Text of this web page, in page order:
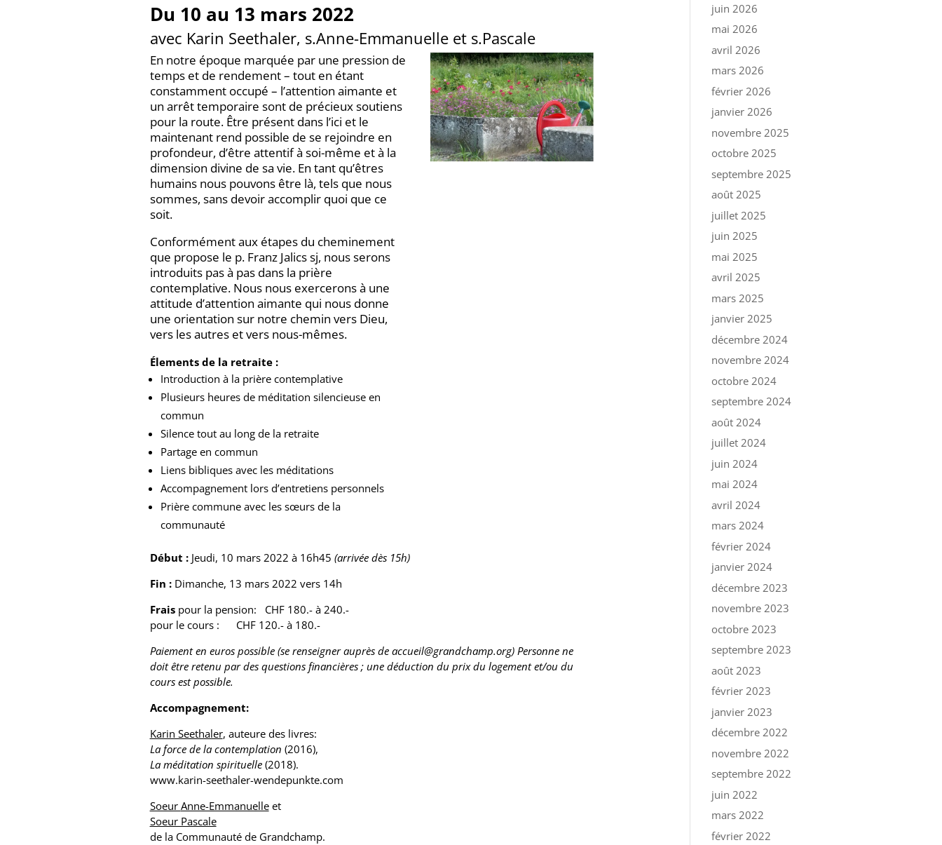
Du 10 au 13 mars 2022
avec Karin Seethaler, s.Anne-Emmanuelle et s.Pascale
En notre époque marquée par une pression de
temps et de rendement – tout en étant
constamment occupé – l’attention aimante et
un arrêt temporaire sont de précieux soutiens
pour la route. Être présent dans l’ici et le
maintenant rend possible de se rejoindre en
profondeur, d’être attentif à soi-même et à la
dimension divine de sa vie. En tant qu’êtres
humains nous pouvons être là, tels que nous
sommes, sans devoir accomplir quoi que ce
soit.
Conformément aux étapes du cheminement
que propose le p. Franz Jalics sj, nous serons
introduits pas à pas dans la prière
contemplative. Nous nous exercerons à une
attitude d’attention aimante qui nous donne
une orientation sur notre chemin vers Dieu,
vers les autres et vers nous-mêmes.
Élements de la retraite :
Introduction à la prière contemplative
Plusieurs heures de méditation silencieuse en
commun
Silence tout au long de la retraite
Partage en commun
Liens bibliques avec les méditations
Accompagnement lors d’entretiens personnels
Prière commune avec les sœurs de la
communauté
Début :Jeudi, 10 mars 2022 à 16h45 (arrivée dès 15h)
Fin : Dimanche, 13 mars 2022 vers 14h
Frais pour la pension: CHF 180.- à 240.-
pour le cours : CHF 120.- à 180.-
Paiement en euros possible (se renseigner auprès de accueil@grandchamp.org) Personne ne
doit être retenu par des questions financières ; une déduction du prix du logement et/ou du
cours est possible.
Accompagnement:
Karin Seethaler, auteure des livres:
La force de la contemplation (2016),
La méditation spirituelle(2018).
www.karin-seethaler-wendepunkte.com
Soeur Anne-Emmanuelleet
Soeur Pascale
de la Communauté de Grandchamp.
juin 2026
mai 2026
avril 2026
mars 2026
février 2026
janvier 2026
novembre 2025
octobre 2025
septembre 2025
août 2025
juillet 2025
juin 2025
mai 2025
avril 2025
mars 2025
janvier 2025
décembre 2024
novembre 2024
octobre 2024
septembre 2024
août 2024
juillet 2024
juin 2024
mai 2024
avril 2024
mars 2024
février 2024
janvier 2024
décembre 2023
novembre 2023
octobre 2023
septembre 2023
août 2023
février 2023
janvier 2023
décembre 2022
novembre 2022
septembre 2022
juin 2022
mars 2022
février 2022